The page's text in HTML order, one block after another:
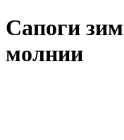
Сапоги
молнии